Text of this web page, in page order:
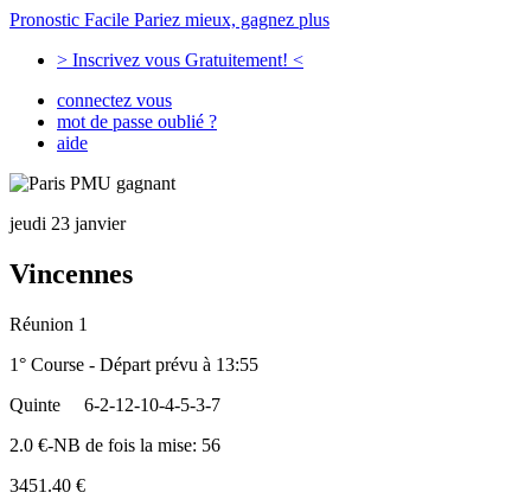
Pronostic Facile Pariez mieux, gagnez plus
> Inscrivez vous Gratuitement! <
connectez vous
mot de passe oublié ?
aide
jeudi 23 janvier
Vincennes
Réunion 1
1° Course - Départ prévu à 13:55
Quinte
6-2-12-10-4-5-3-7
2.0 €-NB de fois la mise: 56
3451.40 €